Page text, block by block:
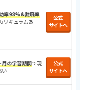
率98%&離職率
リキュラムあ
公式
サイトへ
月の学習期間で現
い
公式
サイトへ